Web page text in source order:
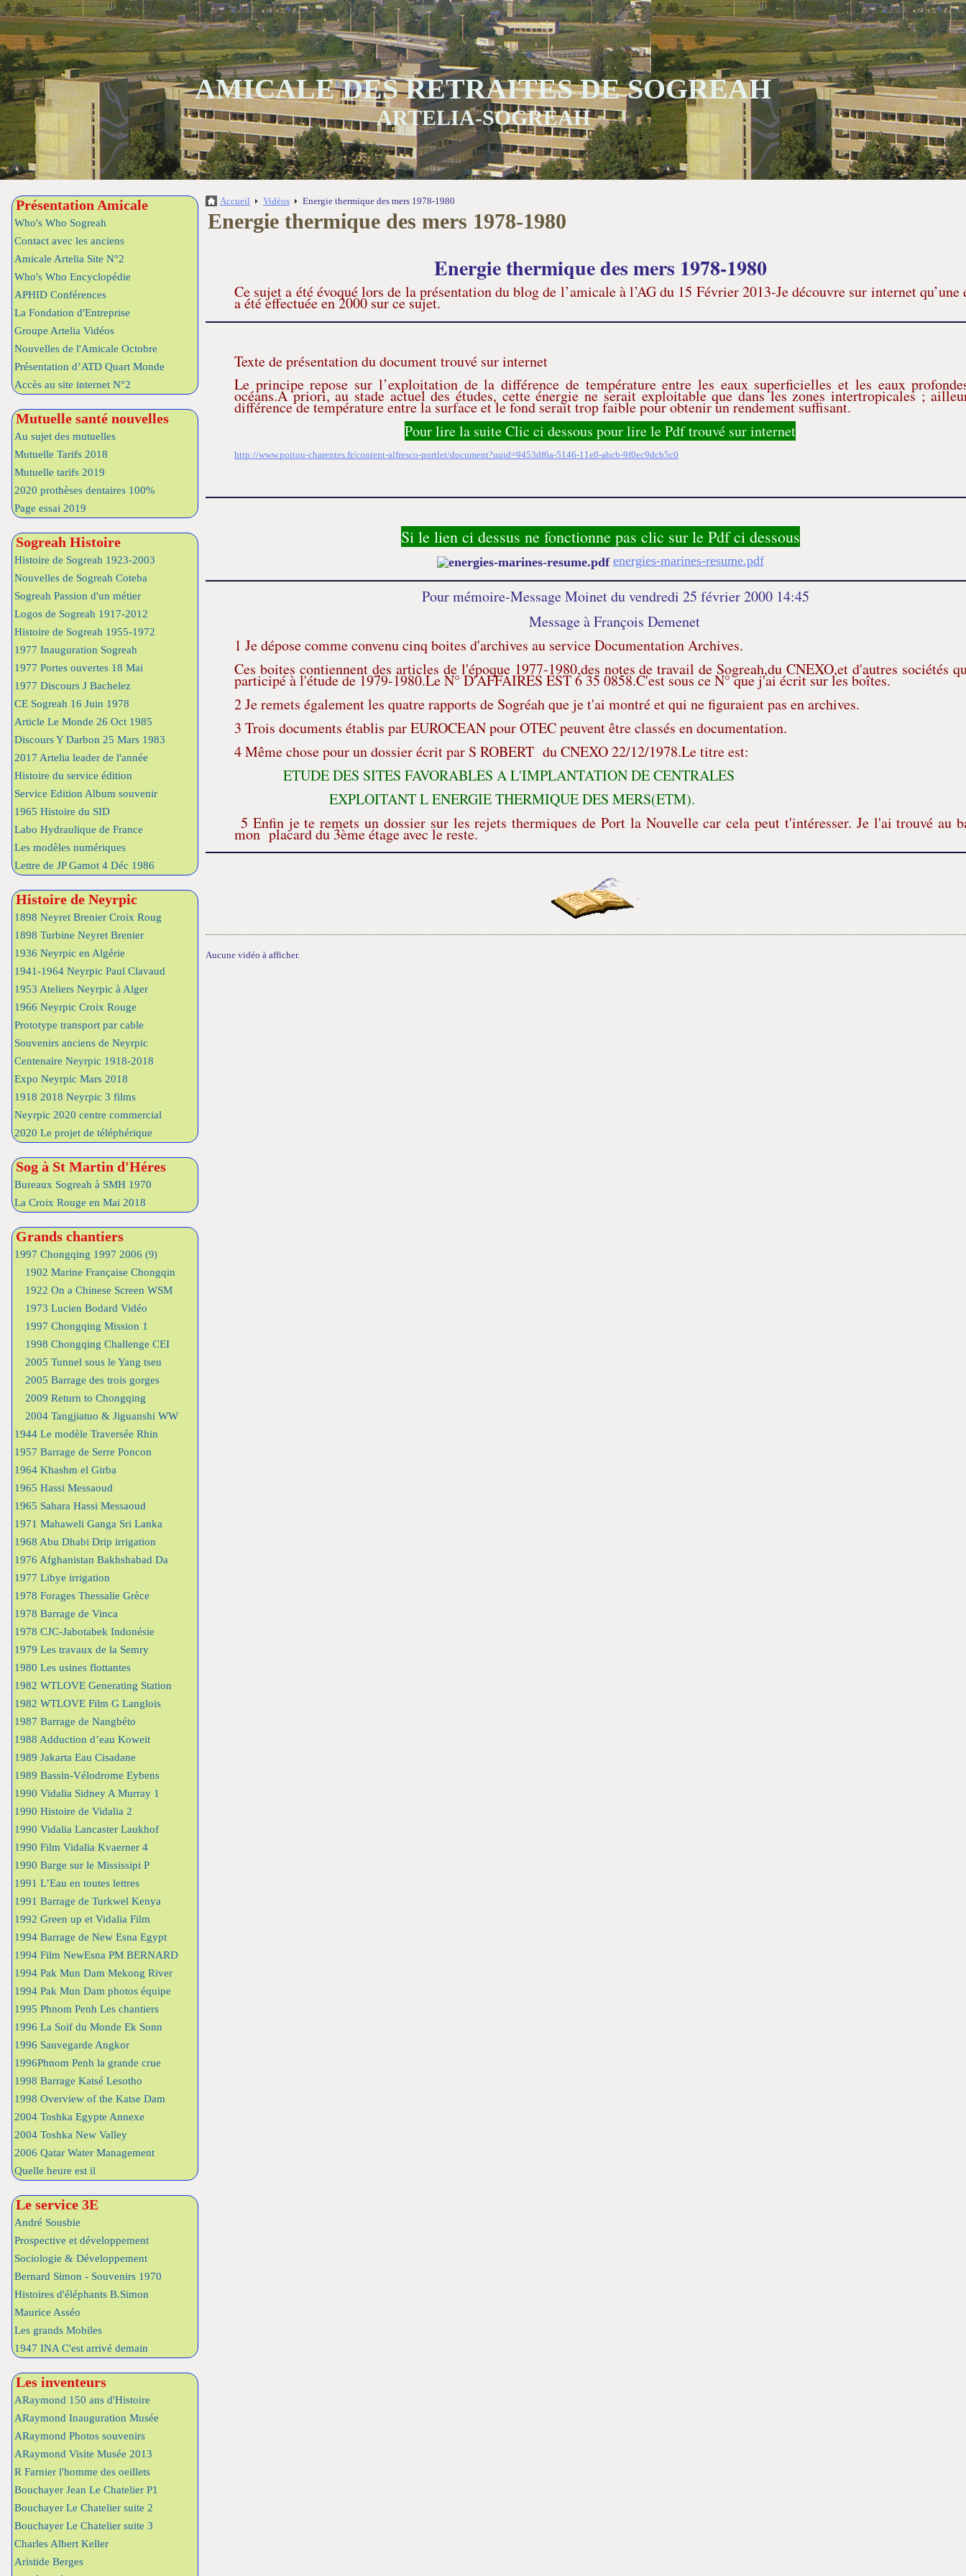
AMICALE DES RETRAITES DE SOGREAH
ARTELIA-SOGREAH
Présentation Amicale
Who's Who Sogreah
Contact avec les anciens
Amicale Artelia Site N°2
Who's Who Encyclopédie
APHID Conférences
La Fondation d'Entreprise
Groupe Artelia Vidéos
Nouvelles de l'Amicale Octobre
Présentation d’ATD Quart Monde
Accès au site internet N°2
Mutuelle santé nouvelles
Au sujet des mutuelles
Mutuelle Tarifs 2018
Mutuelle tarifs 2019
2020 prothèses dentaires 100%
Page essai 2019
Sogreah Histoire
Histoire de Sogreah 1923-2003
Nouvelles de Sogreah Coteba
Sogreah Passion d'un métier
Logos de Sogreah 1917-2012
Histoire de Sogreah 1955-1972
1977 Inauguration Sogreah
1977 Portes ouvertes 18 Mai
1977 Discours J Bachelez
CE Sogreah 16 Juin 1978
Article Le Monde 26 Oct 1985
Discours Y Darbon 25 Mars 1983
2017 Artelia leader de l'année
Histoire du service édition
Service Edition Album souvenir
1965 Histoire du SID
Labo Hydraulique de France
Les modèles numériques
Lettre de JP Gamot 4 Déc 1986
Histoire de Neyrpic
1898 Neyret Brenier Croix Roug
1898 Turbine Neyret Brenier
1936 Neyrpic en Algérie
1941-1964 Neyrpic Paul Clavaud
1953 Ateliers Neyrpic à Alger
1966 Neyrpic Croix Rouge
Prototype transport par cable
Souvenirs anciens de Neyrpic
Centenaire Neyrpic 1918-2018
Expo Neyrpic Mars 2018
1918 2018 Neyrpic 3 films
Neyrpic 2020 centre commercial
2020 Le projet de téléphérique
Sog à St Martin d'Héres
Bureaux Sogreah à SMH 1970
La Croix Rouge en Mai 2018
Grands chantiers
1997 Chongqing 1997 2006 (9)
1902 Marine Française Chongqin
1922 On a Chinese Screen WSM
1973 Lucien Bodard Vidéo
1997 Chongqing Mission 1
1998 Chongqing Challenge CEI
2005 Tunnel sous le Yang tseu
2005 Barrage des trois gorges
2009 Return to Chongqing
2004 Tangjiatuo & Jiguanshi WW
1944 Le modèle Traversée Rhin
1957 Barrage de Serre Poncon
1964 Khashm el Girba
1965 Hassi Messaoud
1965 Sahara Hassi Messaoud
1971 Mahaweli Ganga Sri Lanka
1968 Abu Dhabi Drip irrigation
1976 Afghanistan Bakhshabad Da
1977 Libye irrigation
1978 Forages Thessalie Grèce
1978 Barrage de Vinca
1978 CJC-Jabotabek Indonésie
1979 Les travaux de la Semry
1980 Les usines flottantes
1982 WTLOVE Generating Station
1982 WTLOVE Film G Langlois
1987 Barrage de Nangbéto
1988 Adduction d’eau Koweit
1989 Jakarta Eau Cisadane
1989 Bassin-Vélodrome Eybens
1990 Vidalia Sidney A Murray 1
1990 Histoire de Vidalia 2
1990 Vidalia Lancaster Laukhof
1990 Film Vidalia Kvaerner 4
1990 Barge sur le Mississipi P
1991 L’Eau en toutes lettres
1991 Barrage de Turkwel Kenya
1992 Green up et Vidalia Film
1994 Barrage de New Esna Egypt
1994 Film NewEsna PM BERNARD
1994 Pak Mun Dam Mekong River
1994 Pak Mun Dam photos équipe
1995 Phnom Penh Les chantiers
1996 La Soif du Monde Ek Sonn
1996 Sauvegarde Angkor
1996Phnom Penh la grande crue
1998 Barrage Katsé Lesotho
1998 Overview of the Katse Dam
2004 Toshka Egypte Annexe
2004 Toshka New Valley
2006 Qatar Water Management
Quelle heure est il
Le service 3E
André Sousbie
Prospective et développement
Sociologie & Développement
Bernard Simon - Souvenirs 1970
Histoires d'éléphants B.Simon
Maurice Asséo
Les grands Mobiles
1947 INA C'est arrivé demain
Les inventeurs
ARaymond 150 ans d'Histoire
ARaymond Inauguration Musée
ARaymond Photos souvenirs
ARaymond Visite Musée 2013
R Farnier l'homme des oeillets
Bouchayer Jean Le Chatelier P1
Bouchayer Le Chatelier suite 2
Bouchayer Le Chatelier suite 3
Charles Albert Keller
Aristide Berges
Accueil Vidéos Energie thermique des mers 1978-1980
Energie thermique des mers 1978-1980
Energie thermique des mers 1978-1980
Ce sujet a été évoqué lors de la présentation du blog de l’amicale à l’AG du 15 Février 2013-Je découvre sur internet qu’une
a été effectuée en 2000 sur ce sujet.
Texte de présentation du document trouvé sur internet
Le principe repose sur l’exploitation de la différence de température entre les eaux superficielles et les eaux
océans.A priori, au stade actuel des études, cette énergie ne serait exploitable que dans les zones intertropicales ;
différence de température entre la surface et le fond serait trop faible pour obtenir un rendement suffisant.
Pour lire la suite Clic ci dessous pour lire le Pdf trouvé sur internet
http://www.poitou-charentes.fr/content-alfresco-portlet/document?uuid=9453df6a-5146-11e0-abcb-9f0ec9dcb5c0
Si le lien ci dessus ne fonctionne pas clic sur le Pdf ci dessous
energies-marines-resume.pdf
Pour mémoire-Message Moinet du vendredi 25 février 2000 14:45
Message à François Demenet
1 Je dépose comme convenu cinq boites d'archives au service Documentation Archives.
Ces boites contiennent des articles de l'époque 1977-1980,des notes de travail de Sogreah,du CNEXO,et d'autres sociétés
participé à l'étude de 1979-1980.Le N° D'AFFAIRES EST 6 35 0858.C'est sous ce N° que j'ai écrit sur les boîtes.
2 Je remets également les quatre rapports de Sogréah que je t'ai montré et qui ne figuraient pas en archives.
3 Trois documents établis par EUROCEAN pour OTEC peuvent être classés en documentation.
4 Même chose pour un dossier écrit par S ROBERT du CNEXO 22/12/1978.Le titre est:
ETUDE DES SITES FAVORABLES A L'IMPLANTATION DE CENTRALES
EXPLOITANT L ENERGIE THERMIQUE DES MERS(ETM).
5 Enfin je te remets un dossier sur les rejets thermiques de Port la Nouvelle car cela peut t'intéresser. Je l'ai trouvé au
mon placard du 3ème étage avec le reste.
Aucune vidéo à afficher.